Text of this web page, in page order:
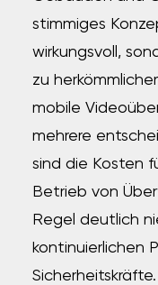
stimmiges
wirkungsvoll,
zu
mobile
mehrere
sind die Kosten
Betrieb von
Regel deutlich
kontinuierlichen
Sicherheitskräfte.